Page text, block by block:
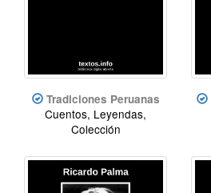
Tradiciones Peruanas
Cuentos, Leyendas,
Colección